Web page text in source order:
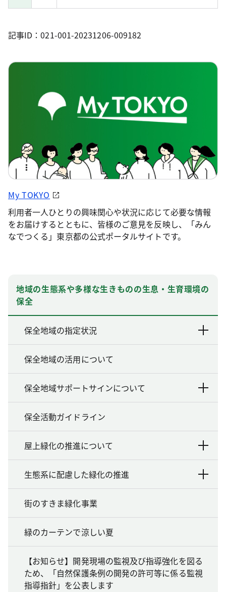
記事ID：021-001-20231206-009182
My TOKYO
利用者一人ひとりの興味関心や状況に応じて必要な情報
をお届けするとともに、皆様のご意見を反映し、「みん
なでつくる」東京都の公式ポータルサイトです。
地域の生態系や多様な生きものの生息・生育環境の
保全
保全地域の指定状況
保全地域の活用について
保全地域サポートサインについて
保全活動ガイドライン
屋上緑化の推進について
生態系に配慮した緑化の推進
街のすきま緑化事業
緑のカーテンで涼しい夏
【お知らせ】開発現場の監視及び指導強化を図る
ため、「自然保護条例の開発の許可等に係る監視
指導指針」を公表します